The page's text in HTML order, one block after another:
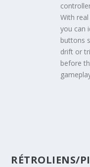
With
you can
buttons
drift or
before
RÉTROLIENS/